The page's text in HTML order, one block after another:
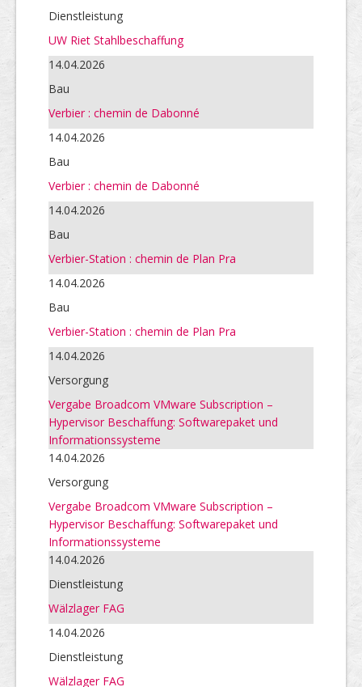
Dienstleistung
UW Riet Stahlbeschaffung
14.04.2026
Bau
Verbier : chemin de Dabonné
14.04.2026
Bau
Verbier : chemin de Dabonné
14.04.2026
Bau
Verbier-Station : chemin de Plan Pra
14.04.2026
Bau
Verbier-Station : chemin de Plan Pra
14.04.2026
Versorgung
Vergabe Broadcom VMware Subscription –
Hypervisor Beschaffung: Softwarepaket und
Informationssysteme
14.04.2026
Versorgung
Vergabe Broadcom VMware Subscription –
Hypervisor Beschaffung: Softwarepaket und
Informationssysteme
14.04.2026
Dienstleistung
Wälzlager FAG
14.04.2026
Dienstleistung
Wälzlager FAG